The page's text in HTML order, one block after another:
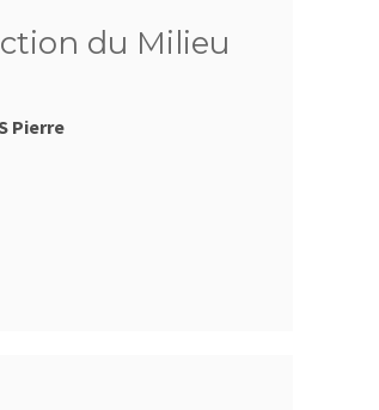
du Milieu
Pierre